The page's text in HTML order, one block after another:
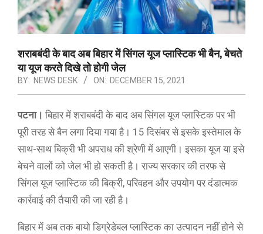
शराबबंदी के बाद अब बिहार में सिंगल यूज प्लास्टिक भी बैन, बेचते
या यूज करते दिखे तो होगी जेल
BY: NEWS DESK ON: DECEMBER 15, 2021
पटना। बिहार में शराबबंदी के बाद अब सिंगल यूज प्लास्टिक पर भी
पूरी तरह से बैन लगा दिया गया है। 15 दिसंबर से इसके इस्तेमाल के
साथ-साथ बिक्री भी अपराध की श्रेणी में आएगी। इसका यूज या इसे
बेचने वालों को जेल भी हो सकती है। राज्य सरकार की तरफ से
सिंगल यूज प्लास्टिक की बिक्री, परिवहन और उपयोग पर दंडात्मक
कार्रवाई की तैयारी की जा रही है।
बिहार में अब तक बायो डिग्रेडेबल प्लास्टिक का उत्पादन नहीं होने से